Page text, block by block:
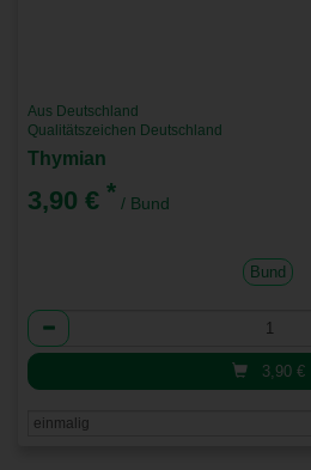
Aus Deutschland
Qualitätszeichen Deutschland
Thymian
3,90 € * / Bund
Bund
Anzahl
3,90 €